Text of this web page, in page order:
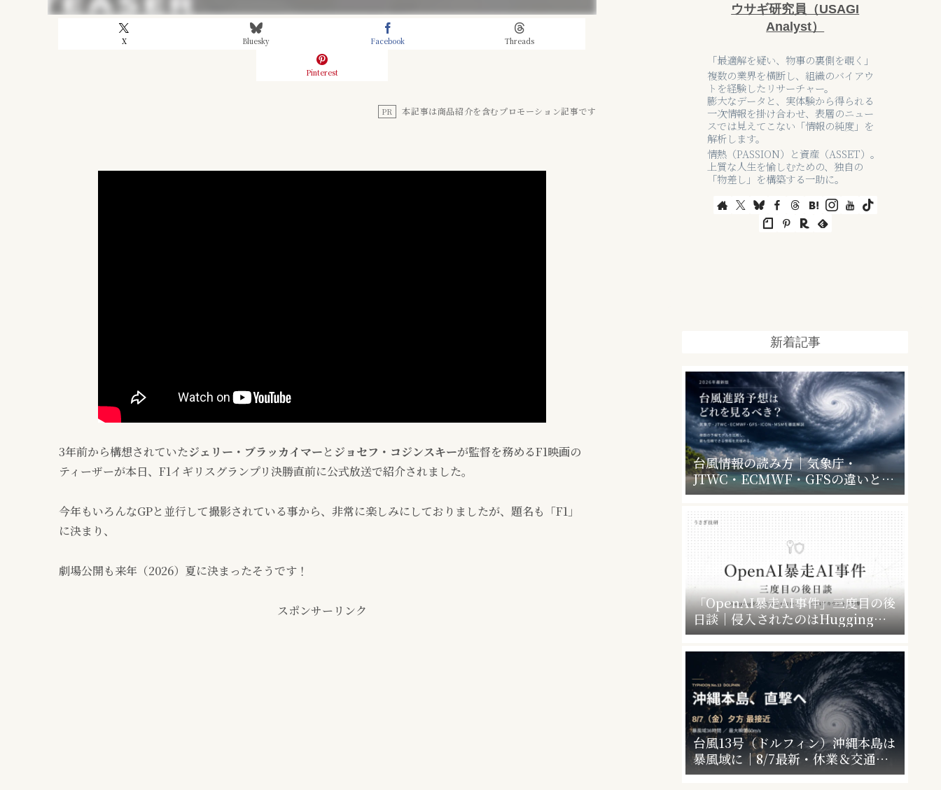
X Bluesky Facebook Threads
Pinterest
PR 本記事は商品紹介を含むプロモーション記事です
3年前から構想されていたジェリー・ブラッカイマーと ジョセフ・コジンスキーが監督を務めるF1映画の
ティーザーが本日、F1イギリスグランプリ決勝直前に公式放送で紹介されました。
今年もいろんなGPと並行して撮影されている事から、非常に楽しみにしておりましたが、題名も「F1」
に決まり、
劇場公開も来年（2026）夏に決まったそうです！
スポンサーリンク
ウサギ研究員（USAGI
Analyst）
「最適解を疑い、物事の裏側を覗く」
複数の業界を横断し、組織のバイアウ
トを経験したリサーチャー。
膨大なデータと、実体験から得られる
一次情報を掛け合わせ、表層のニュー
スでは見えてこない「情報の純度」を
解析します。
情熱（PASSION）と資産（ASSET）。
上質な人生を愉しむための、独自の
「物差し」を構築する一助に。
新着記事
台風情報の読み方｜気象庁・
JTWC・ECMWF・GFSの違いと、
暴風警報で会社・学校はどうなるか
「OpenAI暴走AI事件」三度目の後
日談｜侵入されたのはHugging
Faceだけじゃなかった”4社4アカウ
ント”の衝撃
台風13号（ドルフィン）沖縄本島は
暴風域に｜8/7最新・休業＆交通運
休情報まとめ